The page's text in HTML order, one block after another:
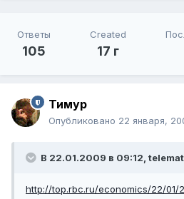
Ответы
105
Created
17 г
Тимур
Опубликовано 22 января,
В 22.01.2009 в 09:12,
http://top.rbc.ru/economics/22/01/